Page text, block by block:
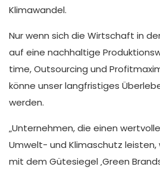
Klimawandel.
Nur wenn sich die Wirtschaft in
auf eine nachhaltige
time, Outsourcing und
könne unser langfristiges
werden.
„Unternehmen, die einen
Umwelt- und Klimaschutz leisten,
mit dem Gütesiegel ‚Green